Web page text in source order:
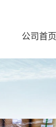
公司首页